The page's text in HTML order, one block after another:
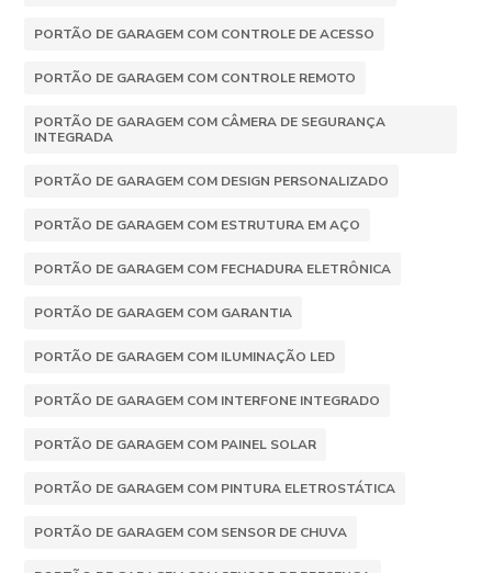
PORTÃO DE GARAGEM COM CONTROLE DE ACESSO
PORTÃO DE GARAGEM COM CONTROLE REMOTO
PORTÃO DE GARAGEM COM CÂMERA DE SEGURANÇA
INTEGRADA
PORTÃO DE GARAGEM COM DESIGN PERSONALIZADO
PORTÃO DE GARAGEM COM ESTRUTURA EM AÇO
PORTÃO DE GARAGEM COM FECHADURA ELETRÔNICA
PORTÃO DE GARAGEM COM GARANTIA
PORTÃO DE GARAGEM COM ILUMINAÇÃO LED
PORTÃO DE GARAGEM COM INTERFONE INTEGRADO
PORTÃO DE GARAGEM COM PAINEL SOLAR
PORTÃO DE GARAGEM COM PINTURA ELETROSTÁTICA
PORTÃO DE GARAGEM COM SENSOR DE CHUVA